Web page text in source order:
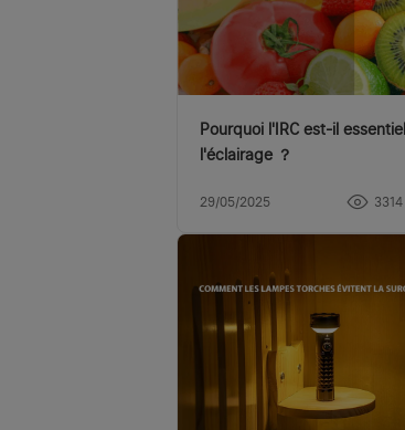
Pourquoi l'IRC est-il
l'éclairage ？
29/05/2025 3314